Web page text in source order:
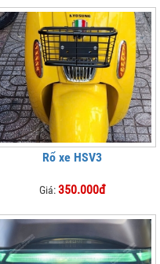
Rổ xe HSV3
Giá:350.000đ